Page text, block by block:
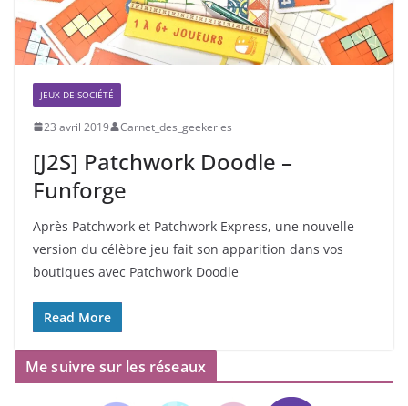
JEUX DE SOCIÉTÉ
23 avril 2019 Carnet_des_geekeries
[J2S] Patchwork Doodle –
Funforge
Après Patchwork et Patchwork Express, une nouvelle
version du célèbre jeu fait son apparition dans vos
boutiques avec Patchwork Doodle
Read More
Me suivre sur les réseaux